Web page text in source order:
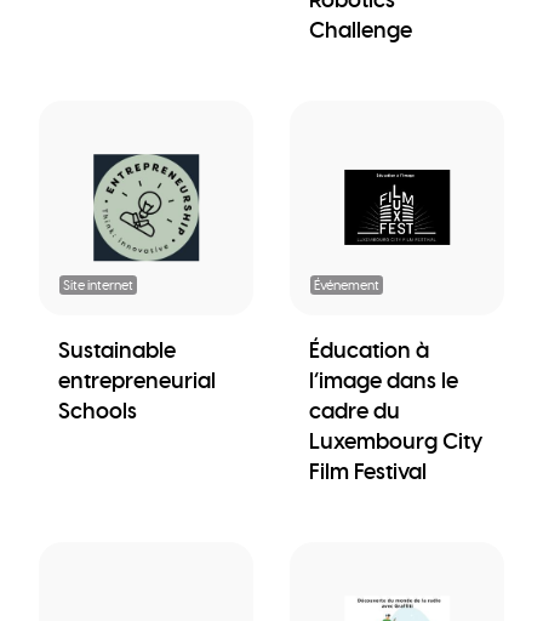
Challenge
Site internet
Sustainable
entrepreneurial
Schools
Événement
Éducation à
l’image dans le
cadre du
Luxembourg City
Film Festival